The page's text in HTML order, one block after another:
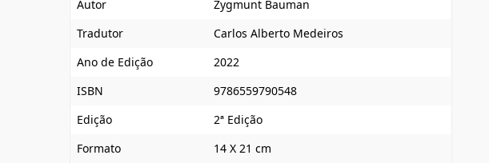
Autor
Zygmunt Bauman
Tradutor
Carlos Alberto Medeiros
Ano de Edição
2022
ISBN
9786559790548
Edição
2ª Edição
Formato
14 X 21 cm